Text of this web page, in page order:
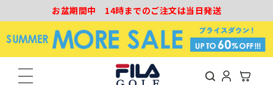
お盆期間中 14時までのご注文は当日発送